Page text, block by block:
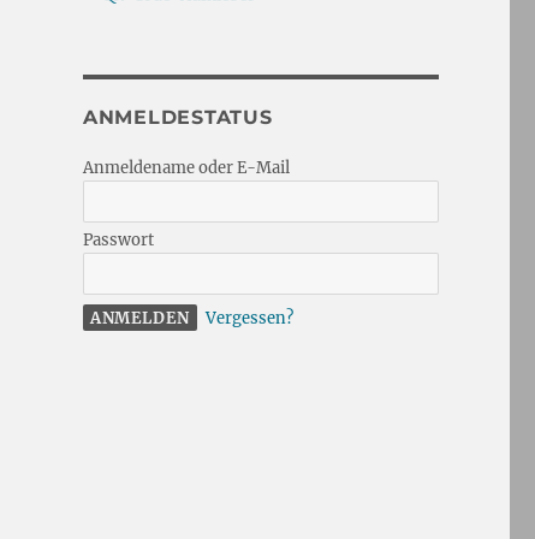
ANMELDESTATUS
Anmeldename oder E-Mail
Passwort
Vergessen?